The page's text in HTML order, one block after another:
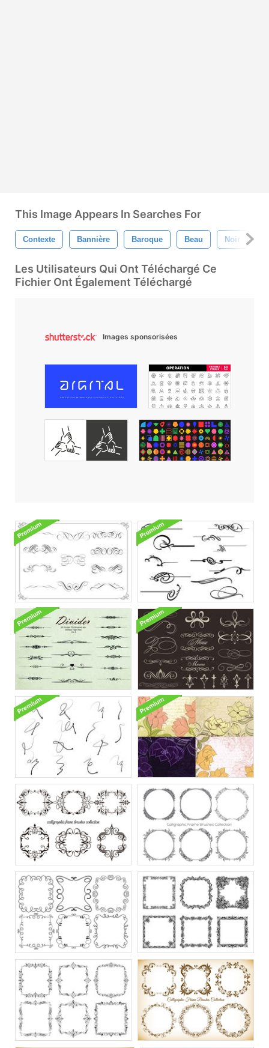
This Image Appears In Searches For
Contexte Bannière Baroque Beau Noir
Les Utilisateurs Qui Ont Téléchargé Ce
Fichier Ont Également Téléchargé
Images sponsorisées